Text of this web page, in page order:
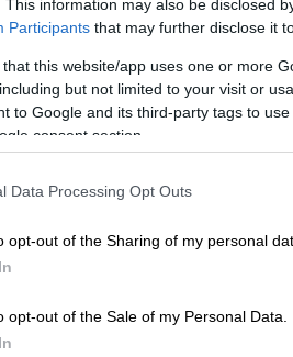
This information may also be disclosed
Participants that may further disclose it
that this website/app uses one or more
but not limited to your visit or
to Google and its third-party tags to
consent section.
Data Processing Opt Outs
opt-out of the Sharing of my personal
opt-out of the Sale of my Personal Data.
πραγματοποίησαν
και ένα πλήγμα στην
στο σημείο, ανέφερε το
του
ενώ πλάνα του AFP
buildings in
LuDdQbBMNf